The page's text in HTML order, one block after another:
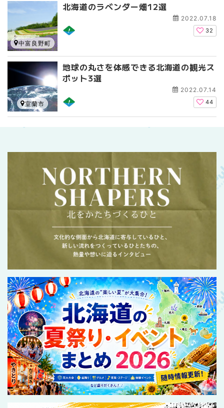
北海道のラベンダー畑12選
2022.07.18
32
中富良野町
地球の丸さを体感できる北海道の観光ス
ポット3選
2022.07.14
44
室蘭市